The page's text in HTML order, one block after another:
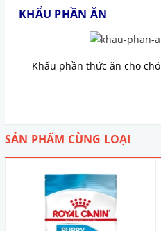
KHẨU PHẦN ĂN
Khẩu phần thức ăn cho chó
SẢN PHẨM CÙNG LOẠI